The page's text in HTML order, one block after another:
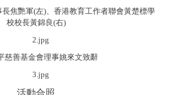
焦艷軍(左)、 香港教育工作者聯會黃楚標學
校校長黃錦良(右)
慈善基金會理事姚來文致辭
活動合照